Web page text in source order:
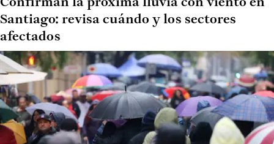
Confirman la próxima lluvia con viento en
Santiago: revisa cuándo y los sectores
afectados